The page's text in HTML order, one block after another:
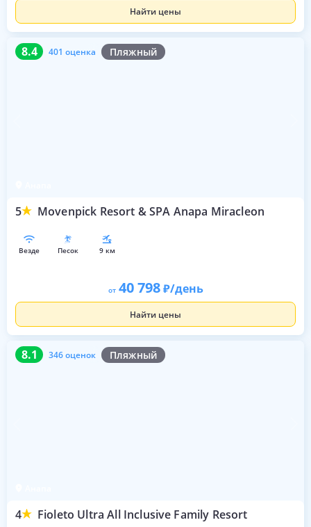
Найти цены
8.4 401 оценка Пляжный
5 Movenpick Resort & SPA Anapa Miracleon
8.4 401 оценка
везде песок 9 км
от 40 798 /день
Найти цены
8.1 346 оценок Пляжный
4 Fioleto Ultra All Inclusive Family Resort
8.1 346 оценок